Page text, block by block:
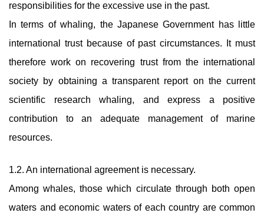
responsibilities for the excessive use in the past.
In terms of whaling, the Japanese Government has little
international trust because of past circumstances. It must
therefore work on recovering trust from the international
society by obtaining a transparent report on the current
scientific research whaling, and express a positive
contribution to an adequate management of marine
resources.
1.2. An international agreement is necessary.
Among whales, those which circulate through both open
waters and economic waters of each country are common